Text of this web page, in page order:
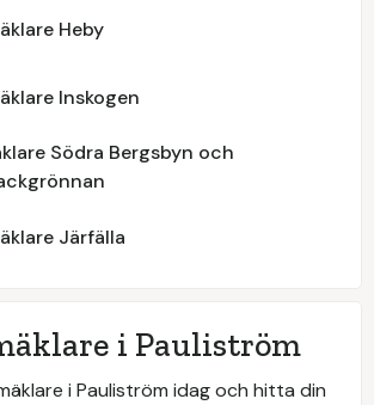
Heby
Inskogen
Södra Bergsbyn och
Järfälla
i Pauliström
i Pauliström idag och hitta din